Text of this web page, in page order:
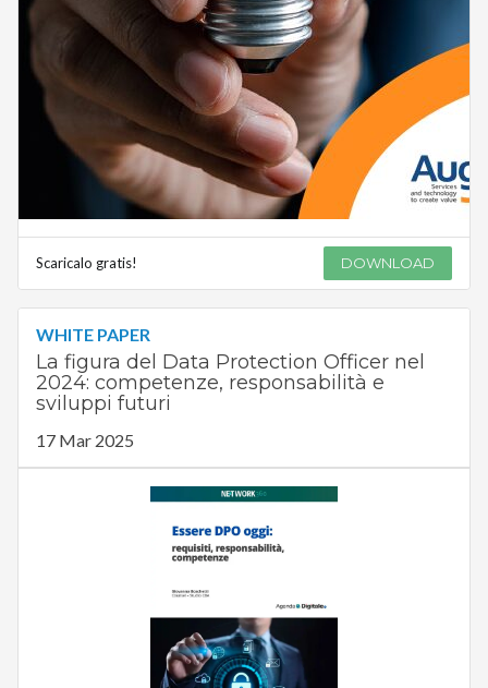
Scaricalo gratis! DOWNLOAD
WHITE PAPER
La figura del Data Protection Officer nel
2024: competenze, responsabilità e
sviluppi futuri
17 Mar 2025